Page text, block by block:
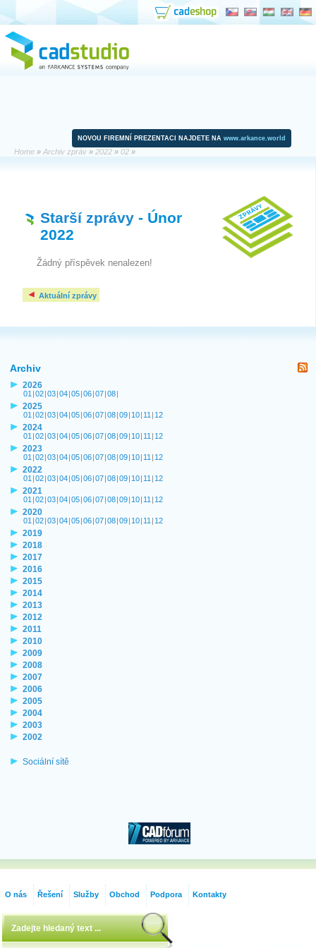
NOVOU FIREMNÍ PREZENTACI NAJDETE NA www.arkance.world
Home » Archiv zpráv » 2022 » 02 »
Starší zprávy - Únor
2022
Žádný příspěvek nenalezen!
Aktuální zprávy
Archiv
2026
01 |02|03|04|05|06|07|08|
2025
01 |02|03|04|05|06|07|08|09| 10| 11 | 12
2024
01 |02|03|04|05|06|07|08|09| 10| 11 | 12
2023
01 |02|03|04|05|06|07|08|09| 10| 11 | 12
2022
01 |02|03|04|05|06|07|08|09| 10| 11 | 12
2021
01 |02|03|04|05|06|07|08|09| 10| 11 | 12
2020
01 |02|03|04|05|06|07|08|09| 10| 11 | 12
2019
2018
2017
2016
2015
2014
2013
2012
2011
2010
2009
2008
2007
2006
2005
2004
2003
2002
Sociální sítě
O nás Řešení Služby Obchod Podpora Kontakty